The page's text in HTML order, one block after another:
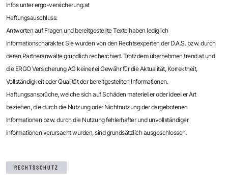
Infos unter ergo-versicherung.at
Haftungsauschluss:
Antworten auf Fragen und bereitgestellte Texte haben lediglich
Informationscharakter. Sie wurden von den Rechtsexperten der D.A.S. bzw. durch
deren Partneranwälte gründlich recherchiert. Trotzdem übernehmen trend.at und
die ERGO Versicherung AG keinerlei Gewähr für die Aktualität, Korrektheit,
Vollständigkeit oder Qualität der bereitgestellten Informationen.
Haftungsansprüche, welche sich auf Schäden materieller oder ideeller Art
beziehen, die durch die Nutzung oder Nichtnutzung der dargebotenen
Informationen bzw. durch die Nutzung fehlerhafter und unvollständiger
Informationen verursacht wurden, sind grundsätzlich ausgeschlossen.
RECHTSSCHUTZ